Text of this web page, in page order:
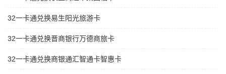
32一卡通兑换易生阳光旅游卡
32一卡通兑换晋商银行万德商旅卡
32一卡通兑换商银通汇智通卡智惠卡